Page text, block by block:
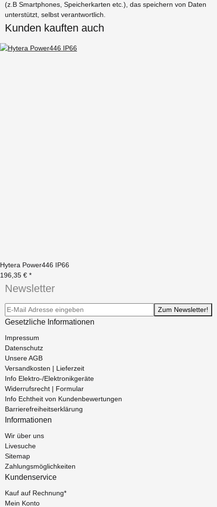
(z.B Smartphones, Speicherkarten etc.), das speichern von Daten
unterstützt, selbst verantwortlich.
Kunden kauften auch
Hytera Power446 IP66
196,35 € *
Newsletter
Newsletter-Registrierung Zum Newsletter!
Gesetzliche Informationen
Impressum
Datenschutz
Unsere AGB
Versandkosten | Lieferzeit
Info Elektro-/Elektronikgeräte
Widerrufsrecht | Formular
Info Echtheit von Kundenbewertungen
Barrierefreiheitserklärung
Informationen
Wir über uns
Livesuche
Sitemap
Zahlungsmöglichkeiten
Kundenservice
Kauf auf Rechnung*
Mein Konto